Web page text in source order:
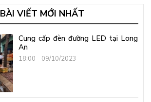
BÀI VIẾT MỚI NHẤT
Cung cấp đèn đường LED tại Long
An
18:00 - 09/10/2023